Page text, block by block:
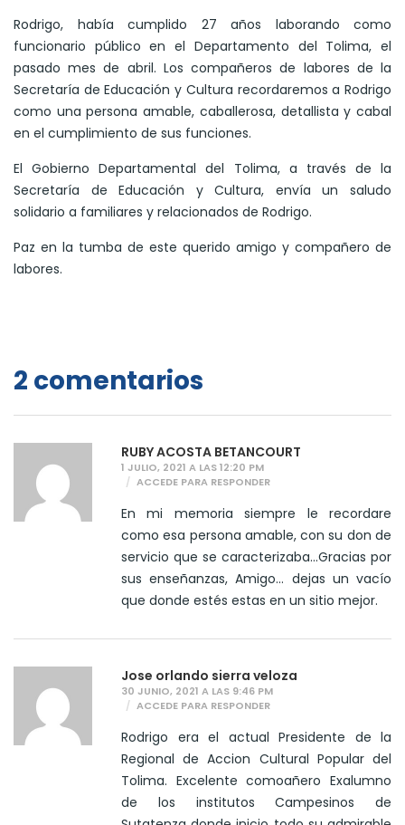
Rodrigo, había cumplido 27 años laborando como
funcionario público en el Departamento del Tolima, el
pasado mes de abril. Los compañeros de labores de la
Secretaría de Educación y Cultura recordaremos a Rodrigo
como una persona amable, caballerosa, detallista y cabal
en el cumplimiento de sus funciones.
El Gobierno Departamental del Tolima, a través de la
Secretaría de Educación y Cultura, envía un saludo
solidario a familiares y relacionados de Rodrigo.
Paz en la tumba de este querido amigo y compañero de
labores.
2 comentarios
RUBY ACOSTA BETANCOURT
1 JULIO, 2021 A LAS 12:20 PM
ACCEDE PARA RESPONDER
En mi memoria siempre le recordare
como esa persona amable, con su don de
servicio que se caracterizaba…Gracias por
sus enseñanzas, Amigo… dejas un vacío
que donde estés estas en un sitio mejor.
Jose orlando sierra veloza
30 JUNIO, 2021 A LAS 9:46 PM
ACCEDE PARA RESPONDER
Rodrigo era el actual Presidente de la
Regional de Accion Cultural Popular del
Tolima. Excelente comoañero Exalumno
de los institutos Campesinos de